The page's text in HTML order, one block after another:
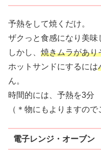
予熱をして焼くだけ。
ザクっと食感になり美味
しかし、 焼きムラがあり
ホットサンドにするには
ん。
時間的には、予熱を3
（＊物にもよりますので
電子レンジ・オーブン